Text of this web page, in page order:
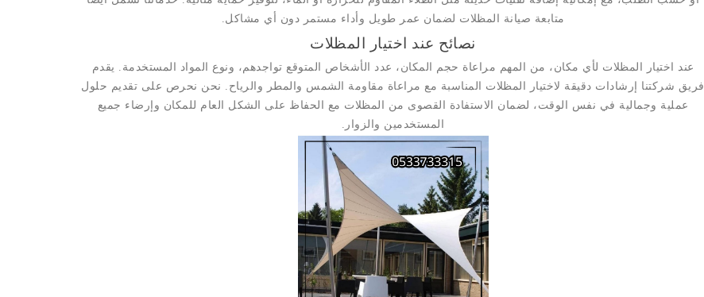
متابعة صيانة المظلات لضمان عمر طويل وأداء مستمر دون أي مشاكل.
نصائح عند اختيار المظلات
عند اختيار المظلات لأي مكان، من المهم مراعاة حجم المكان، عدد الأشخاص المتوقع تواجدهم، ونوع المواد المستخدمة. يقدم
فريق شركتنا إرشادات دقيقة لاختيار المظلات المناسبة مع مراعاة مقاومة الشمس والمطر والرياح. نحن نحرص على تقديم حلول
عملية وجمالية في نفس الوقت، لضمان الاستفادة القصوى من المظلات مع الحفاظ على الشكل العام للمكان وإرضاء جميع
المستخدمين والزوار.